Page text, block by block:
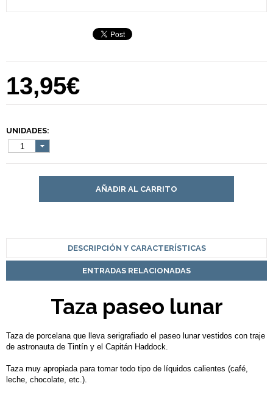
13,95€
UNIDADES:
1
AÑADIR AL CARRITO
DESCRIPCIÓN Y CARACTERÍSTICAS
ENTRADAS RELACIONADAS
Taza paseo lunar
Taza de porcelana que lleva serigrafiado el paseo lunar vestidos con traje
de astronauta de Tintín y el Capitán Haddock.
Taza muy apropiada para tomar todo tipo de líquidos calientes (café,
leche, chocolate, etc.).